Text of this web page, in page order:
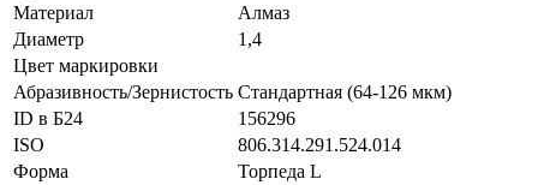
Материал
Алмаз
Диаметр
1,4
Цвет маркировки
Абразивность/Зернистость Стандартная (64-126 мкм)
ID в Б24
156296
ISO
806.314.291.524.014
Форма
Торпеда L